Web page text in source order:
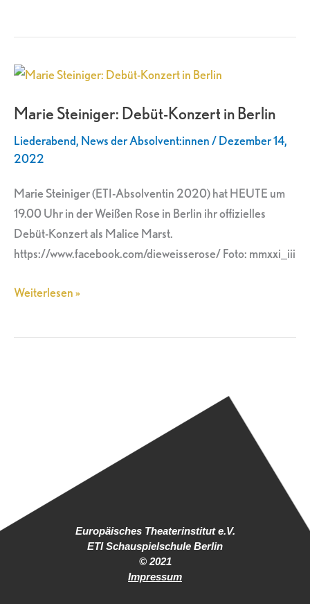
Marie Steiniger: Debüt-Konzert in Berlin
Liederabend, News der Absolvent:innen/Dezember 14,
2022
Marie Steiniger (ETI-Absolventin 2020) hat HEUTE um
19.00 Uhr in der Weißen Rose in Berlin ihr offizielles
Debüt-Konzert als Malice Marst.
https://www.facebook.com/dieweisserose/ Foto: mmxxi_iii
Marie
Debüt-
in
Weiterlesen »
Europäisches Theaterinstitut e.V.
ETI Schauspielschule Berlin
© 2021
Impressum